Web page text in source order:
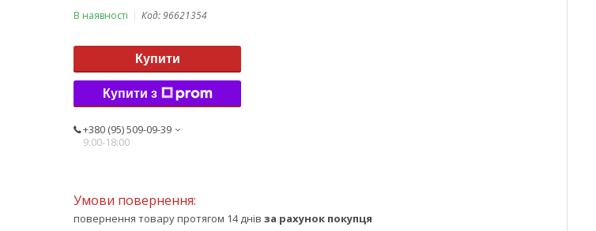
В наявності Код:96621354
Купити
Купити з
+380 (95) 509-09-39
9:00-18:00
повернення товару протягом 14 днів за рахунок покупця